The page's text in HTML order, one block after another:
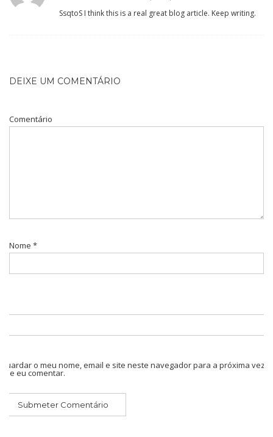
SsqtoS I think this is a real great blog article. Keep writing.
DEIXE UM COMENTÁRIO
Comentário
Nome *
Guardar o meu nome, email e site neste navegador para a próxima vez
que eu comentar.